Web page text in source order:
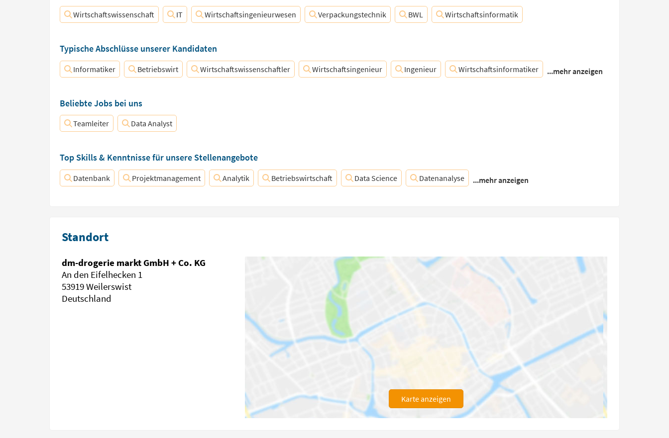
Wirtschaftswissenschaft IT Wirtschaftsingenieurwesen Verpackungstechnik BWL Wirtschaftsinformatik
Typische Abschlüsse unserer Kandidaten
Informatiker Betriebswirt Wirtschaftswissenschaftler Wirtschaftsingenieur Ingenieur Wirtschaftsinformatiker ...mehr anzeigen
Beliebte Jobs bei uns
Teamleiter Data Analyst
Top Skills & Kenntnisse für unsere Stellenangebote
Datenbank Projektmanagement Analytik Betriebswirtschaft Data Science Datenanalyse ...mehr anzeigen
Standort
dm-drogerie markt GmbH + Co. KG
An den Eifelhecken 1
53919 Weilerswist
Deutschland
Karte anzeigen